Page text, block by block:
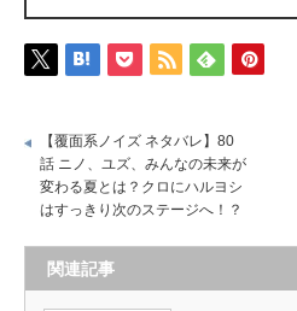
【覆面系ノイズ ネタバレ】80
話 ニノ、ユズ、みんなの未来が
変わる夏とは？クロにハルヨシ
はすっきり次のステージへ！？
関連記事